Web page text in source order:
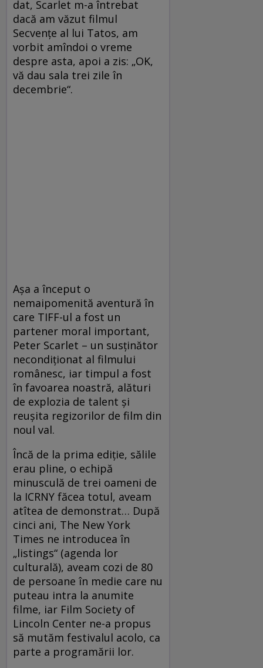
dat, Scarlet m-a întrebat
dacă am văzut filmul
Secvenţe al lui Tatos, am
vorbit amîndoi o vreme
despre asta, apoi a zis: „OK,
vă dau sala trei zile în
decembrie“.
Aşa a început o
nemaipomenită aventură în
care TIFF-ul a fost un
partener moral important,
Peter Scarlet – un susţinător
necondiţionat al filmului
românesc, iar timpul a fost
în favoarea noastră, alături
de explozia de talent şi
reuşita regizorilor de film din
noul val.
Încă de la prima ediţie, sălile
erau pline, o echipă
minusculă de trei oameni de
la ICRNY făcea totul, aveam
atîtea de demonstrat… După
cinci ani, The New York
Times ne introducea în
„listings“ (agenda lor
culturală), aveam cozi de 80
de persoane în medie care nu
puteau intra la anumite
filme, iar Film Society of
Lincoln Center ne-a propus
să mutăm festivalul acolo, ca
parte a programării lor.